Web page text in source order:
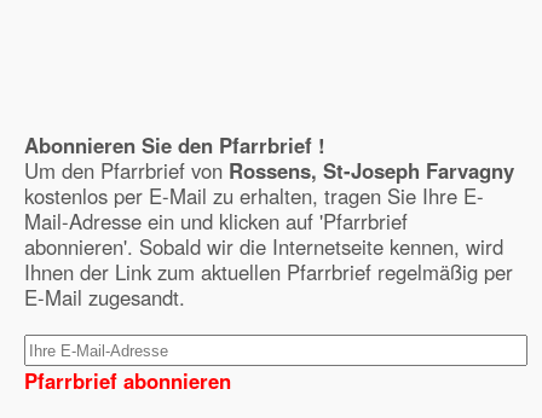
Abonnieren Sie den Pfarrbrief !
Um den Pfarrbrief von Rossens, St-Joseph Farvagny
kostenlos per E-Mail zu erhalten, tragen Sie Ihre E-
Mail-Adresse ein und klicken auf 'Pfarrbrief
abonnieren'. Sobald wir die Internetseite kennen, wird
Ihnen der Link zum aktuellen Pfarrbrief regelmäßig per
E-Mail zugesandt.
Pfarrbrief abonnieren